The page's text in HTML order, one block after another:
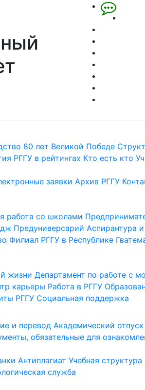
80 лет Великой Победе
РГГУ в рейтингах Кто есть кто
заявки Архив РГГУ
работа со школами
Предуниверсарий Аспирантура
Филиал РГГУ в Республике
жизни Департамент по работе с
карьеры Работа в РГГУ
РГГУ Социальная поддержка
и перевод Академический отпуск
обязательные для
Антиплагиат Учебная структура
служба